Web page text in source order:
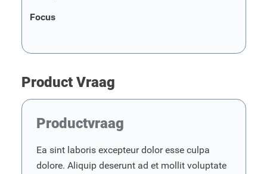
Focus
Product Vraag
Productvraag
Ea sint laboris excepteur dolor esse culpa
dolore. Aliquip deserunt ad et mollit voluptate